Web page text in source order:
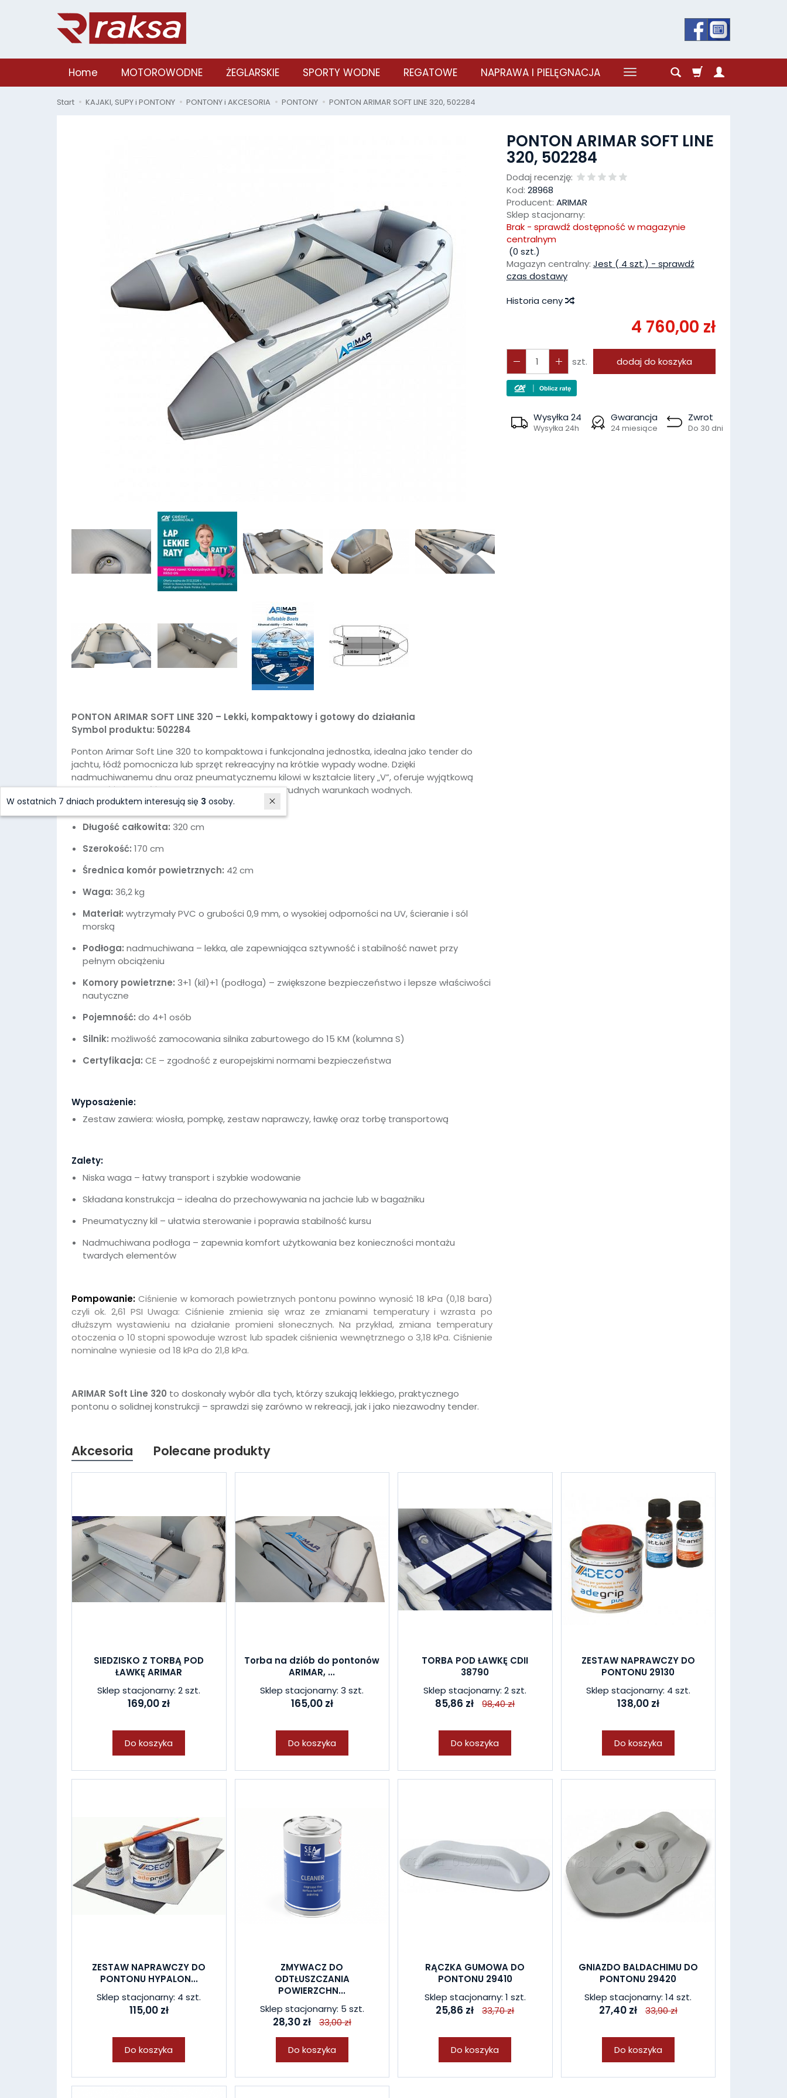
Home MOTOROWODNE ŻEGLARSKIE SPORTY WODNE REGATOWE NAPRAWA I PIELĘGNACJA
Start KAJAKI, SUPY i PONTONY PONTONY i AKCESORIA PONTONY PONTON ARIMAR SOFT LINE 320, 502284
PONTON ARIMAR SOFT LINE
320, 502284
Dodaj recenzję:
Kod: 28968
Producent: ARIMAR
Sklep stacjonarny:
Brak - sprawdź dostępność w magazynie
centralnym
(0 szt.)
Magazyn centralny: Jest ( 4 szt.) - sprawdź
czas dostawy
Historia ceny
4 760,00 zł
szt. dodaj do koszyka
Wysyłka 24
Wysyłka 24h
Gwarancja
24 miesiące
Zwrot
Do 30 dni
PONTON ARIMAR SOFT LINE 320 – Lekki, kompaktowy i gotowy do działania
Symbol produktu: 502284
Ponton Arimar Soft Line 320 to kompaktowa i funkcjonalna jednostka, idealna jako tender do
jachtu, łódź pomocnicza lub sprzęt rekreacyjny na krótkie wypady wodne. Dzięki
nadmuchiwanemu dnu oraz pneumatycznemu kilowi w kształcie litery „V”, oferuje wyjątkową
stabilność i łatwość manewrowania nawet przy trudnych warunkach wodnych.
Cechy produktu:
Długość całkowita: 320 cm
Szerokość: 170 cm
Średnica komór powietrznych: 42 cm
Waga: 36,2 kg
Materiał: wytrzymały PVC o grubości 0,9 mm, o wysokiej odporności na UV, ścieranie i sól
morską
Podłoga: nadmuchiwana – lekka, ale zapewniająca sztywność i stabilność nawet przy
pełnym obciążeniu
Komory powietrzne: 3+1 (kil)+1 (podłoga) – zwiększone bezpieczeństwo i lepsze właściwości
nautyczne
Pojemność: do 4+1 osób
Silnik: możliwość zamocowania silnika zaburtowego do 15 KM (kolumna S)
Certyfikacja: CE – zgodność z europejskimi normami bezpieczeństwa
Wyposażenie:
Zestaw zawiera: wiosła, pompkę, zestaw naprawczy, ławkę oraz torbę transportową
Zalety:
Niska waga – łatwy transport i szybkie wodowanie
Składana konstrukcja – idealna do przechowywania na jachcie lub w bagażniku
Pneumatyczny kil – ułatwia sterowanie i poprawia stabilność kursu
Nadmuchiwana podłoga – zapewnia komfort użytkowania bez konieczności montażu
twardych elementów
Pompowanie: Ciśnienie w komorach powietrznych pontonu powinno wynosić 18 kPa (0,18 bara)
czyli ok. 2,61 PSI Uwaga: Ciśnienie zmienia się wraz ze zmianami temperatury i wzrasta po
dłuższym wystawieniu na działanie promieni słonecznych. Na przykład, zmiana temperatury
otoczenia o 10 stopni spowoduje wzrost lub spadek ciśnienia wewnętrznego o 3,18 kPa. Ciśnienie
nominalne wyniesie od 18 kPa do 21,8 kPa.
ARIMAR Soft Line 320 to doskonały wybór dla tych, którzy szukają lekkiego, praktycznego
pontonu o solidnej konstrukcji – sprawdzi się zarówno w rekreacji, jak i jako niezawodny tender.
Akcesoria Polecane produkty
SIEDZISKO Z TORBĄ POD
ŁAWKĘ ARIMAR
Sklep stacjonarny: 2 szt.
169,00 zł
Do koszyka
Torba na dziób do pontonów
ARIMAR, ...
Sklep stacjonarny: 3 szt.
165,00 zł
Do koszyka
TORBA POD ŁAWKĘ CDII
38790
Sklep stacjonarny: 2 szt.
85,86 zł 98,40 zł
Do koszyka
ZESTAW NAPRAWCZY DO
PONTONU 29130
Sklep stacjonarny: 4 szt.
138,00 zł
Do koszyka
ZESTAW NAPRAWCZY DO
PONTONU HYPALON...
Sklep stacjonarny: 4 szt.
115,00 zł
Do koszyka
ZMYWACZ DO
ODTŁUSZCZANIA
POWIERZCHN...
Sklep stacjonarny: 5 szt.
28,30 zł 33,00 zł
Do koszyka
RĄCZKA GUMOWA DO
PONTONU 29410
Sklep stacjonarny: 1 szt.
25,86 zł 33,70 zł
Do koszyka
GNIAZDO BALDACHIMU DO
PONTONU 29420
Sklep stacjonarny: 14 szt.
27,40 zł 33,90 zł
Do koszyka
W ostatnich 7 dniach produktem interesują się 3 osoby.